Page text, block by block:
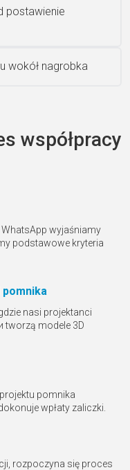
postawienie
wokół nagrobka
współpracy
wyjaśniamy
podstawowe kryteria
nasi projektanci
tworzą modele 3D
pomnika
wpłaty zaliczki.
rozpoczyna się proces